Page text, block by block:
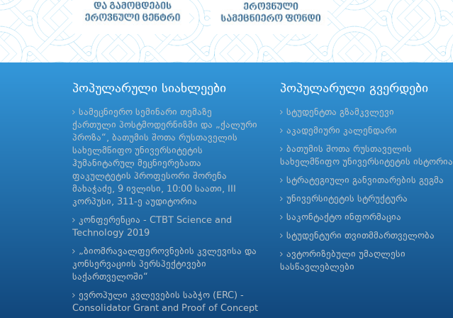
პოპულარული სიახლეები
სამეცნიერო სემინარი თემაზე
ქართული პოსტმოდერნიზმი და „ქალური
პროზა“, ბათუმის შოთა რუსთაველის
სახელმწიფო უნივერსიტეტის
ჰუმანიტარულ მეცნიერებათა
ფაკულტეტის პროფესორი შორენა
მახაჭაძე, 9 ივლისი, 10:00 საათი, III
კორპუსი, 311-ე აუდიტორია
კონფერენცია - CTBT Science and
Technology 2019
„ბიომრავალფეროვნების კვლევისა და
კონსერვაციის პერსპექტივები
საქართველოში“
ევროპული კვლევების საბჭო (ERC) -
Consolidator Grant and Proof of Concept
პოპულარული გვერდები
სტუდენტთა გზამკვლევი
აკადემიური კალენდარი
ბათუმის შოთა რუსთაველის
სახელმწიფო უნივერსიტეტის ისტორია
სტრატეგიული განვითარების გეგმა
უნივერსიტეტის სტრუქტურა
საკონტაქტო ინფორმაცია
სტუდენტური თვითმმართველობა
ავტორიზებული უმაღლესი
სასწავლებლები